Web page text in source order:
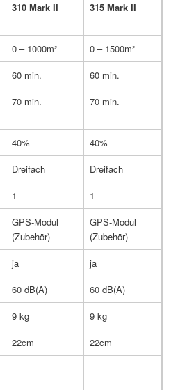
310 Mark II 315 Mark II
0 – 1000m²
0 – 1500m²
60 min.
60 min.
70 min. 70 min.
40%
40%
Dreifach
Dreifach
1
1
GPS-Modul
(Zubehör)
GPS-Modul
(Zubehör)
ja
ja
60 dB(A)
60 dB(A)
9 kg
9 kg
22cm
22cm
– –